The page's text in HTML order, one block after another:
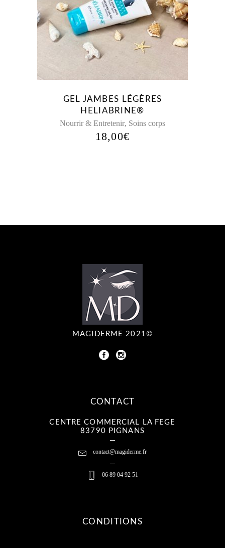
GEL JAMBES LÉGÈRES
HELIABRINE®
Nourrir & Entretenir, Soins corps
18,00€
MAGIDERME 2021©
CONTACT
CENTRE COMMERCIAL LA FEGE
83790 PIGNANS
contact@magiderme.fr
06 89 04 92 51
CONDITIONS